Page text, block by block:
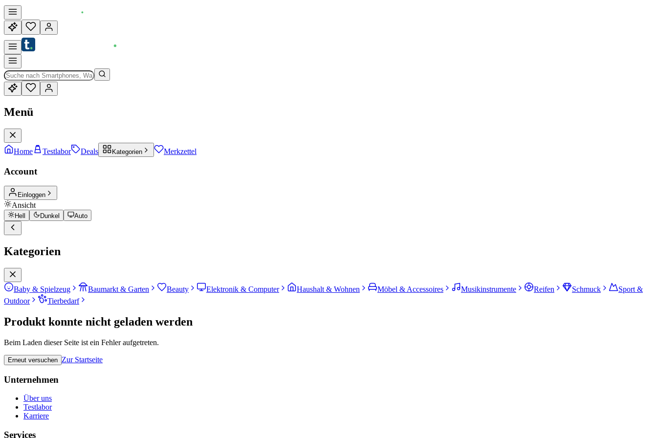
Menü
Home Testlabor Deals Kategorien Merkzettel
Account
Einloggen
Ansicht
Hell Dunkel Auto
Kategorien
Baby & Spielzeug Baumarkt & Garten Beauty Elektronik & Computer Haushalt & Wohnen Möbel & Accessoires Musikinstrumente Reifen Schmuck
Sport &
Outdoor
Tierbedarf
Produkt konnte nicht geladen werden
Beim Laden dieser Seite ist ein Fehler aufgetreten.
Erneut versuchen Zur Startseite
Unternehmen
Über uns
Testlabor
Karriere
Services